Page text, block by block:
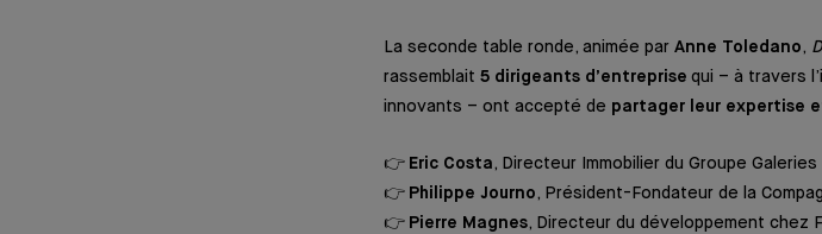
La seconde table ronde, animée par Anne Toledano,
rassemblait 5 dirigeants d’entreprise qui – à travers
innovants – ont accepté de partager leur expertise
👉 Eric Costa, Directeur Immobilier du Groupe
👉 Philippe Journo, Président-Fondateur de la
👉 Pierre Magnes, Directeur du développement chez